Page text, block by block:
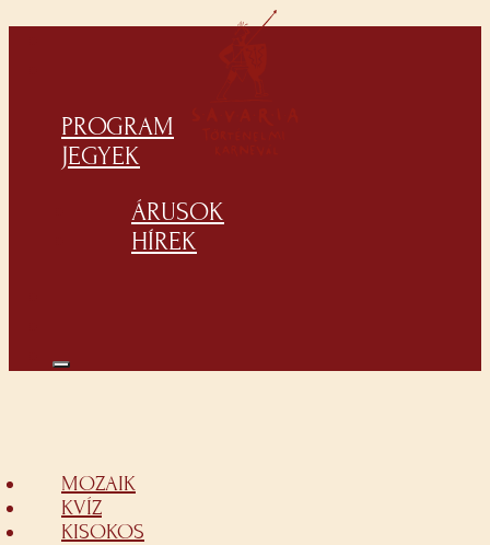
PROGRAM
JEGYEK
ÁRUSOK
HÍREK
MOZAIK
KVÍZ
KISOKOS